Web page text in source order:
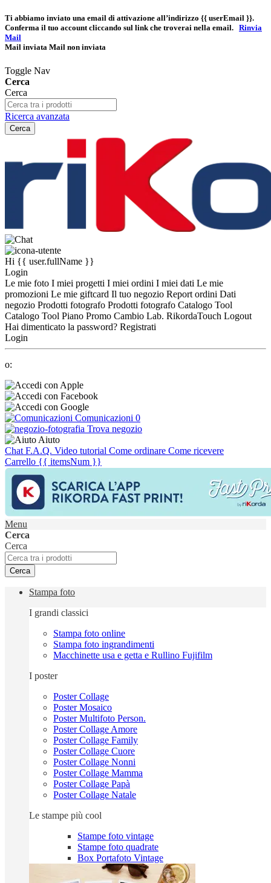
Ti abbiamo inviato una email di attivazione all’indirizzo {{ userEmail }}.
Conferma il tuo account cliccando sul link che troverai nella email. Rinvia
Mail
Mail inviata Mail non inviata
Toggle Nav
Cerca
Cerca
Ricerca avanzata
Cerca
Hi {{ user.fullName }}
Login
Le mie foto I miei progetti I miei ordini I miei dati Le mie
promozioni Le mie giftcard Il tuo negozio Report ordini Dati
negozio Prodotti fotografo Prodotti fotografo Catalogo Tool
Catalogo Tool Piano Promo Cambio Lab. RikordaTouch Logout
Hai dimenticato la password? Registrati
Login
o:
Comunicazioni 0
Trova negozio
Aiuto
Chat F.A.Q. Video tutorial Come ordinare Come ricevere
Carrello {{ itemsNum }}
Menu
Cerca
Cerca
Cerca
Stampa foto
I grandi classici
Stampa foto online
Stampa foto ingrandimenti
Macchinette usa e getta e Rullino Fujifilm
I poster
Poster Collage
Poster Mosaico
Poster Multifoto Person.
Poster Collage Amore
Poster Collage Family
Poster Collage Cuore
Poster Collage Nonni
Poster Collage Mamma
Poster Collage Papà
Poster Collage Natale
Le stampe più cool
Stampe foto vintage
Stampe foto quadrate
Box Portafoto Vintage